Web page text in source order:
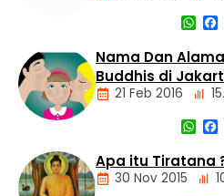
Tempat
Buddhis
Berita
Nama Dan
Buddhis di
21 Feb 2016
Apa itu Tiratana
30 Nov 2015